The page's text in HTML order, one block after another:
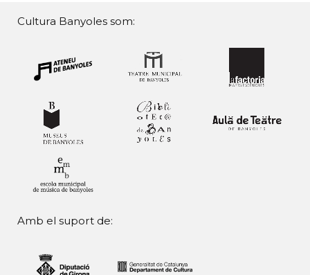
Cultura Banyoles som:
Amb el suport de: